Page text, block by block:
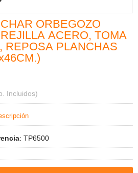
ORBEGOZO
ACERO, TOMA
REPOSA PLANCHAS
Incluidos)
: TP6500